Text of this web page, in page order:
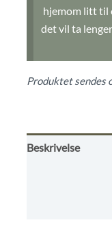
hjemom litt til
det vil ta
Produktet sendes
Beskrivelse